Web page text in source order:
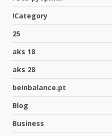
!Category
25
aks 18
aks 28
beinbalance.pt
Blog
Business